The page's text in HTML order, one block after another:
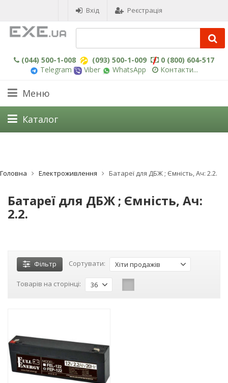
Вхід Реєстрація
(044) 500-1-008 (093) 500-1-009
0 (800) 604-517
Telegram
Viber WhatsApp Контакти...
Меню
Каталог
Головна Електроживлення Батареї для ДБЖ ; Ємність, Ач: 2.2.
Батареї для ДБЖ ; Ємність, Ач:
2.2.
Фільтр Сортувати: Хіти продажів
Товарів на сторінці: 36